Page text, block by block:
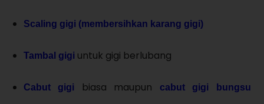
Scaling gigi (membersihkan karang gigi)
Tambal gigi untuk gigi berlubang
Cabut gigi biasa maupun cabut gigi bungsu